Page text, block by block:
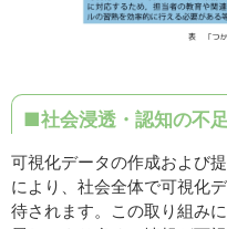
■社会浸透・認知の不足
可視化データの作成および
により、社会全体で可視化
待されます。この取り組み